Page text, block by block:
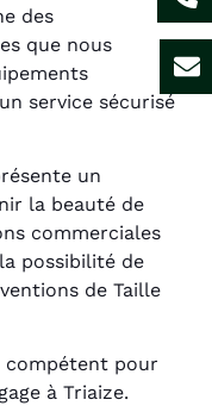
des
que nous
service sécurisé
un
la beauté de
commerciales
possibilité de
de Taille
compétent pour
à Triaize.